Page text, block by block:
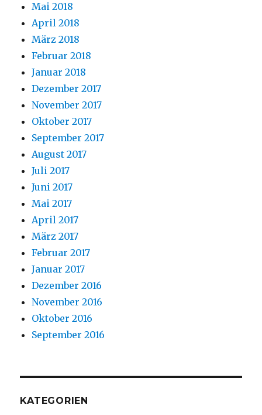
Mai 2018
April 2018
März 2018
Februar 2018
Januar 2018
Dezember 2017
November 2017
Oktober 2017
September 2017
August 2017
Juli 2017
Juni 2017
Mai 2017
April 2017
März 2017
Februar 2017
Januar 2017
Dezember 2016
November 2016
Oktober 2016
September 2016
KATEGORIEN